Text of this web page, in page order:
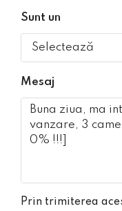
Sunt un
Selectează
Mesaj
Prin trimiterea